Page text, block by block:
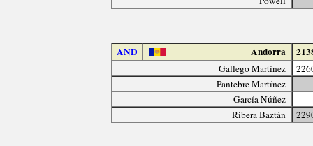
AND Andorra
Gallego Martínez
Pantebre Martínez
García Núñez
Ribera Baztán